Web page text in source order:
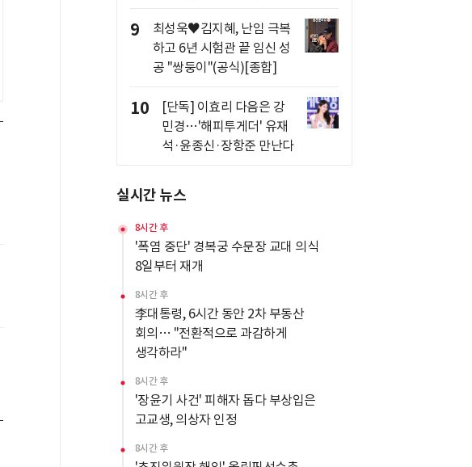
9
최성욱♥김지혜, 난임 극복
하고 6년 시험관 끝 임신 성
공 "쌍둥이"(공식)[종합]
10
[단독] 이효리 다음은 강
민경…'해피투게더' 유재
석·윤종신·장항준 만난다
실시간 뉴스
8시간 후
'폭염 중단' 경복궁 수문장 교대 의식
8일부터 재개
8시간 후
李대통령, 6시간 동안 2차 부동산
회의… "전환적으로 과감하게
생각하라"
8시간 후
'장윤기 사건' 피해자 돕다 부상입은
고교생, 의상자 인정
8시간 후